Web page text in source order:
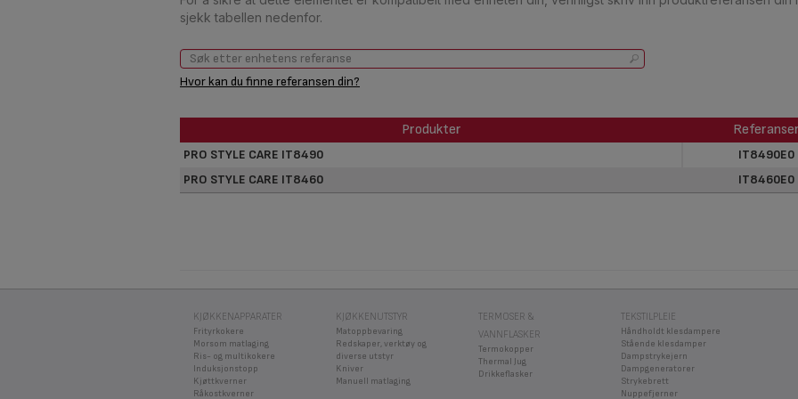
sjekk tabellen nedenfor.
Hvor kan du finne referansen din?
Produkter Referanser
Referanser
PRO STYLE CARE IT8490
IT8490E0
PRO STYLE CARE IT8460
IT8460E0
KJØKKENAPPARATER
Frityrkokere
Morsom matlaging
Ris- og multikokere
Induksjonstopp
Kjøttkverner
Råkostkverner
KJØKKENUTSTYR
Matoppbevaring
Redskaper, verktøy og
diverse utstyr
Kniver
Manuell matlaging
TERMOSER &
VANNFLASKER
Termokopper
Thermal Jug
Drikkeflasker
TEKSTILPLEIE
Håndholdt klesdampere
Stående klesdamper
Dampstrykejern
Dampgeneratorer
Strykebrett
Nuppefjerner